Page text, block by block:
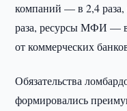
компаний — в 2,4 раза,
раза, ресурсы МФИ — в
от коммерческих
Обязательства
формировались